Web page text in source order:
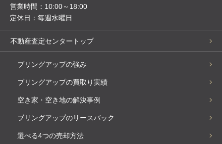
営業時間：10:00～18:00
定休日：毎週水曜日
不動産査定センタートップ
ブリングアップの強み
ブリングアップの買取り実績
空き家・空き地の解決事例
ブリングアップのリースバック
選べる4つの売却方法